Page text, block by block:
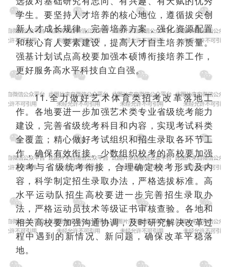
学生。要坚持人才培养的核心地位，遵循拔尖创
新人才成长规律，完善培养方案，强化资源配置
和核心育人要素建设，提高人才自主培养质量。
强基计划试点高校要加强本硕博衔接培养工作，
更好服务高水平科技自立自强。
11.全力做好艺术体育类招考改革落地工
作。各地要进一步加强艺术类专业省级统考能力
建设，完善省级统考科目和内容，实现考试科类
全覆盖；精心做好考试组织和招生录取各环节工
作，确保有效衔接。少数组织校考的高校要加强
校考与省级统考衔接，合理确定校考形式及内
容，科学制定招生录取办法，严格选拔标准。高
水平运动队招生高校要进一步完善招生录取办
法，严格运动员技术等级证书审核查验。各地和
相关高校要加强沟通协调，及时研究解决改革过
程中遇到的新情况、新问题，确保改革平稳落
地。